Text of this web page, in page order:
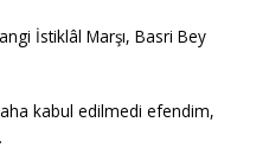
İstiklâl Marşı, Basri Bey
kabul edilmedi efendim,